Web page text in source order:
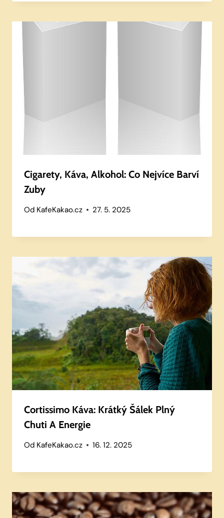
Cigarety, Káva, Alkohol: Co Nejvíce Barví
Zuby
Od KafeKakao.cz 27. 5. 2025
Cortissimo Káva: Krátký Šálek Plný
Chuti A Energie
Od KafeKakao.cz 16. 12. 2025